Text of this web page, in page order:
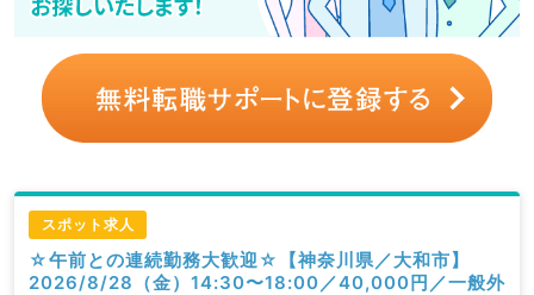
スポット求人
☆午前との連続勤務大歓迎☆【神奈川県／大和市】
2026/8/28（金）14:30〜18:00／40,000円／一般外